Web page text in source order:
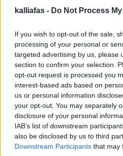
kalliafas - Do Not Process
If you wish to opt-out of the sale,
processing of your personal or
targeted advertising by us, please
section to confirm your selection.
opt-out request is processed you
interest-based ads based on
us or personal information
your opt-out. You may separately
disclosure of your personal
IAB’s list of downstream
also be disclosed by us to third
Downstream Participants that may
αγγείων ολόκληρου του
επεμβάσεις στον ίδιο χώρο,
Διαβάστε περισσότερα
Ποια Είναι Τα Οφέλη Του
Χειρουργείου
Δηλαδή, με το υβριδικό
αντιμετωπίσουμε διαδερμικά
ασθενείς με αγγειακά
Διαβάστε περισσότερα